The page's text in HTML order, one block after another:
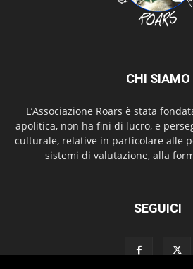
CHI SIAMO
L’Associazione Roars è stata
apolitica, non ha fini di lucro, e
culturale, relative in particolare alle
sistemi di valutazione, alla
SEGUICI